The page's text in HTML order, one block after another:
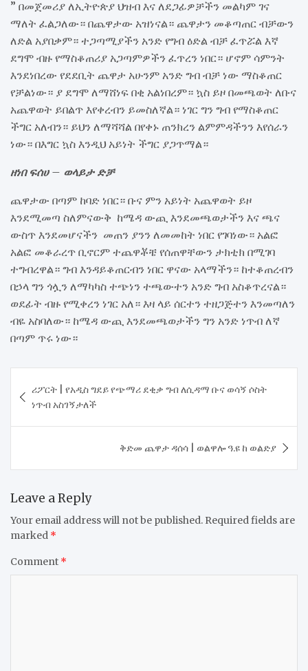
” በመጀመሪያ ለኢትዮጵያ ህዝብ እና ለደጋፊዎቻችን መልካም ገና
ማለት ፈልጋለው። በጨዋታው አዝነናል። ጨዋታን መቆጣጠር ብቻውን
ለድል አያበቃም። ተጋጣሚያችን አንድ የግብ ዕድል ብቻ ፈጥሯል እኛ
ደግሞ ብዙ የማስቆጠሪያ አጋጣምዎችን ፈጥረን ነበር። ሆኖም ሳምንት
እንደነበረው የደደቢት ጨዋታ አሁንም አንድ ግብ ብቻ ነው ማስቆጠር
የቻልነው። ያ ደግሞ ለማሸነፍ በቂ አልነበረም። ኳስ ይዞ በመጫወት ለቡና
አጨዋወት ይበልጥ እየቀረብን ይመስለኛል። ነገር ግን ግብ የማስቆጠር
ችግር አለብን። ይህን ለማሻሻል በየቀኑ ጠንክረን ልምምዳችንን እየሰራን
ነው። በእግር ኳስ እንዲህ አይነት ችግር ያጋጥማል።
ዘነበ ፍሰሀ – ወላይታ ድቻ
ጨዋታው በጣም ከባድ ነበር። ቡና ምን አይነት አጨዋወት ይዞ
እንደሚመጣ ስለምናውቅ ከሜዳ ውጪ እንደመጫወታችን እና ጫና
ውስጥ እንደመሆናችን መጠን ያንን ለመመከት ነበር የገባነው። አልፎ
አልፎ መቆራረጥ ቢኖርም ተጨዋቾቼ የሰጠዋቸውን ታክቲክ በሚገባ
ተግብረዋል። ግብ እንዳይቆጠርብን ነበር ዋናው አላማችን። ከተቆጠረብን
በኃላ ግን ጎሏን ለማካካስ ተጭነን ተጫውተን አንድ ግብ አስቆጥረናል።
ወደፊት ብዙ የሚቀረን ነገር አለ። እዛ ላይ ሰርተን ተዘጋጅተን እንመጣለን
ብዬ አስባለው። ከሜዳ ውጪ እንደመጫወታችን ግን አንድ ነጥብ ለኛ
በጣም ጥሩ ነው።
navigation
​ሪፖርት | የአዲስ ግደይ የጭማሪ ደቂቃ ግብ ለሲዳማ ቡና ወሳኝ ሶስት
ነጥብ አስገኝታለች
​ቅድመ ጨዋታ ዳሰሳ | ወልዋሎ ዓ.ዩ ከ ወልድያ
Leave a Reply
Your email address will not be published. Required fields are
marked *
Comment *